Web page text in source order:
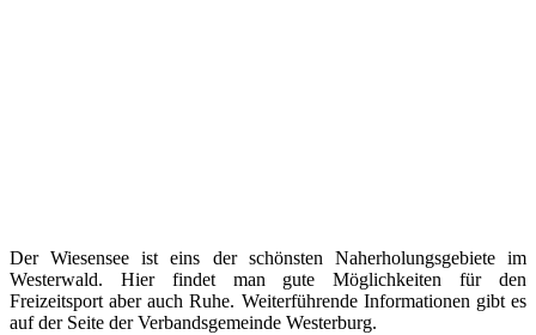
Der Wiesensee ist eins der schönsten Naherholungsgebiete im
Westerwald. Hier findet man gute Möglichkeiten für den
Freizeitsport aber auch Ruhe. Weiterführende Informationen gibt es
auf der Seite der Verbandsgemeinde Westerburg.